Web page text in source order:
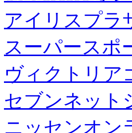
アイリスプラ
スーパースポ
ヴィクトリア
セブンネット
ニッセンオン